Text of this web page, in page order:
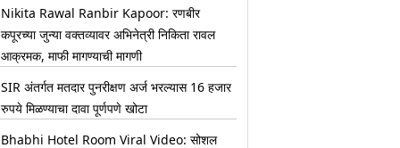
Nikita Rawal Ranbir Kapoor: रणबीर
कपूरच्या जुन्या वक्तव्यावर अभिनेत्री निकिता रावल
आक्रमक, माफी मागण्याची मागणी
SIR अंतर्गत मतदार पुनरीक्षण अर्ज भरल्यास 16 हजार
रुपये मिळण्याचा दावा पूर्णपणे खोटा
Bhabhi Hotel Room Viral Video: सोशल